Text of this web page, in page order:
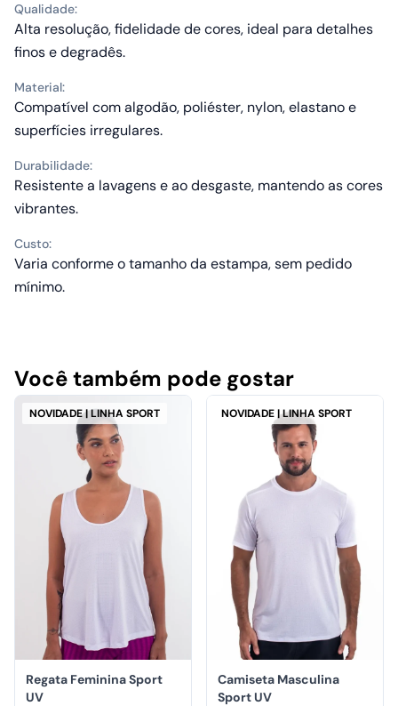
Qualidade:
Alta resolução, fidelidade de cores, ideal para detalhes
finos e degradês.
Material:
Compatível com algodão, poliéster, nylon, elastano e
superfícies irregulares.
Durabilidade:
Resistente a lavagens e ao desgaste, mantendo as cores
vibrantes.
Custo:
Varia conforme o tamanho da estampa, sem pedido
mínimo.
Você também pode gostar
NOVIDADE | LINHA SPORT
Regata Feminina Sport
UV
NOVIDADE | LINHA SPORT
Camiseta Masculina
Sport UV